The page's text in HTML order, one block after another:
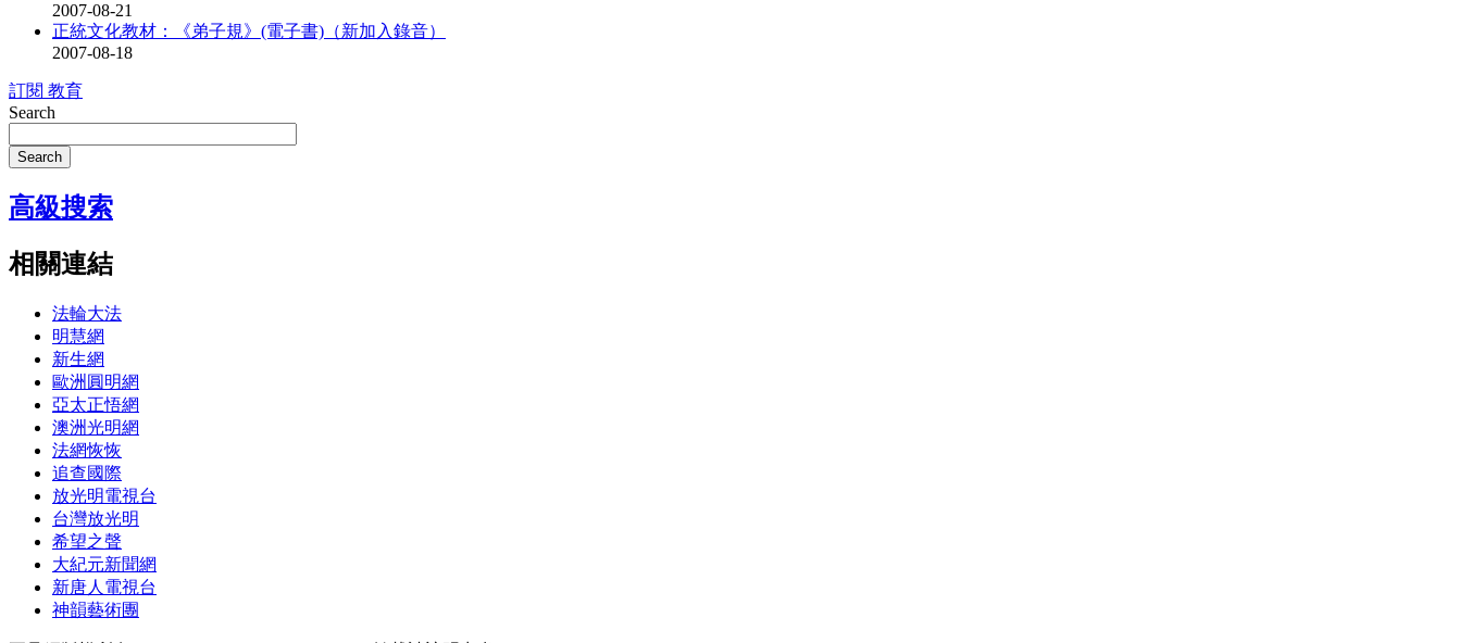
2007-08-21
正統文化教材：《弟子規》(電子書)（新加入錄音）
2007-08-18
訂閱 教育
Search
Search
高級搜索
相關連結
法輪大法
明慧網
新生網
歐洲圓明網
亞太正悟網
澳洲光明網
法網恢恢
追查國際
放光明電視台
台灣放光明
希望之聲
大紀元新聞網
新唐人電視台
神韻藝術團